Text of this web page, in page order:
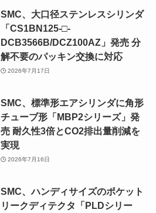
SMC、大口径ステンレスシリンダ
「CS1BN125-□-
DCB3566B/DCZ100AZ」発売 分
解不要のパッキン交換に対応
2026年7月17日
SMC、標準形エアシリンダに角形
チューブ形「MBP2シリーズ」発
売 耐久性3倍とCO2排出量削減を
実現
2026年7月16日
SMC、ハンディサイズのポケット
リークディテクタ「PLDシリー